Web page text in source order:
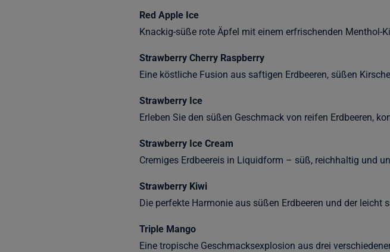
Red Apple Ice
Knackig-süße rote Äpfel mit einem erfrischenden Menthol-
Strawberry Cherry Raspberry
Eine köstliche Fusion aus saftigen Erdbeeren, süßen
Strawberry Ice
Erleben Sie den süßen Geschmack von reifen Erdbeeren,
Strawberry Ice Cream
Cremiges Erdbeereis in Liquidform – süß, reichhaltig und
Strawberry Kiwi
Die perfekte Harmonie aus süßen Erdbeeren und der leicht
Triple Mango
Eine tropische Geschmacksexplosion aus drei